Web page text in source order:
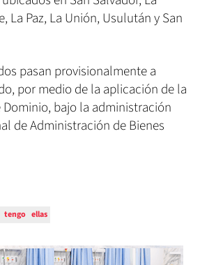
La Paz, La Unión, Usulután y San
pasan provisionalmente a
por medio de la aplicación de la
Dominio, bajo la administración
de Administración de Bienes
tengo ellas